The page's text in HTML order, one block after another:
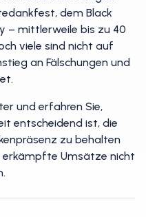
aus dem Singles’
dem Black
– mittlerweile bis zu 40
viele sind nicht auf
an Fälschungen und
und erfahren Sie,
entscheidend ist, die
zu behalten
erkämpfte Umsätze nicht